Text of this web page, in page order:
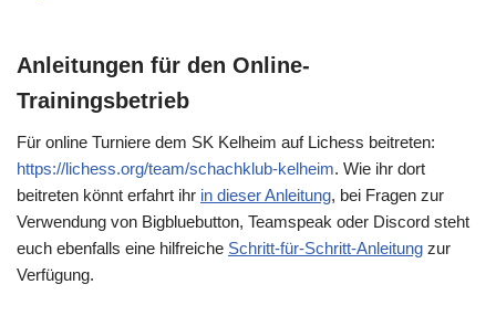
Anleitungen für den Online-
Trainingsbetrieb
Für online Turniere dem SK Kelheim auf Lichess beitreten:
https://lichess.org/team/schachklub-kelheim. Wie ihr dort
beitreten könnt erfahrt ihr in dieser Anleitung, bei Fragen zur
Verwendung von Bigbluebutton, Teamspeak oder Discord steht
euch ebenfalls eine hilfreiche Schritt-für-Schritt-Anleitung zur
Verfügung.